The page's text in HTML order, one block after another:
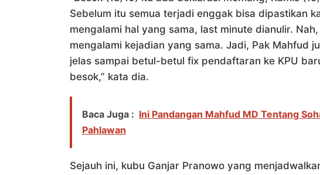
Sebelum itu semua terjadi enggak bisa dipastikan
mengalami hal yang sama, last minute dianulir.
mengalami kejadian yang sama. Jadi, Pak Mahfud
jelas sampai betul-betul fix pendaftaran ke KPU
besok,” kata dia.
Baca Juga : Ini Pandangan Mahfud MD Tentang
Pahlawan
Sejauh ini, kubu Ganjar Pranowo yang